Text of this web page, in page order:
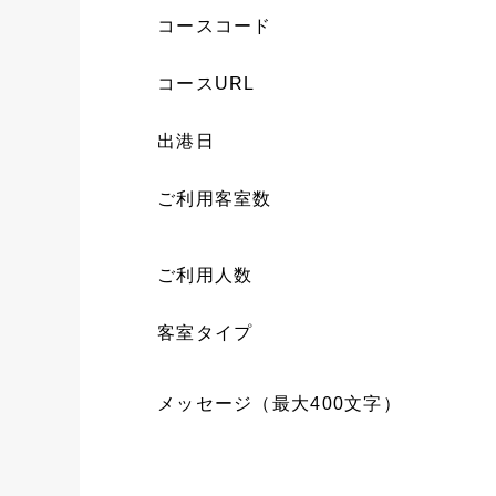
コースコード
コースURL
出港日
ご利用客室数
ご利用人数
客室タイプ
メッセージ（最大400文字）